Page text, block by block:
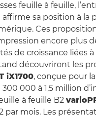
feuille à feuille,
sa position à la
Ces
encore plus
de croissance liées
découvriront les
iX1700, conçue pour
000 à 1,5 million
à feuille B2
par mois. Les